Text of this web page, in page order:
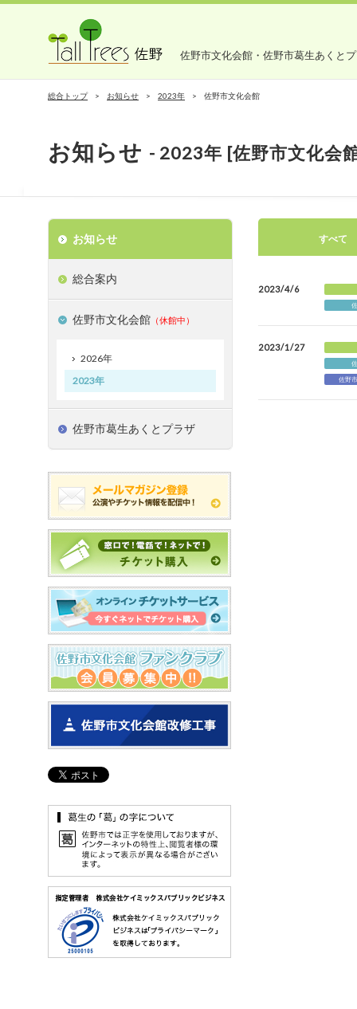
佐野市文化会館・佐野市葛生あくと
総合トップ お知らせ 2023年 佐野市文化会館
お知らせ - 2023年 [佐野市文化会
お知らせ
総合案内
佐野市文化会館 （休館中）
2026年
2023年
佐野市葛生あくとプラザ
すべて
2023/4/6
2023/1/27
佐野